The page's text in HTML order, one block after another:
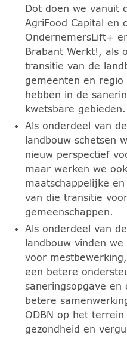
Dot doen we vanuit
AgriFood Capital en
OndernemersLift+
Brabant Werkt!, als
transitie van de
gemeenten en
hebben in de
kwetsbare gebieden.
Als onderdeel van
landbouw schetsen
nieuw perspectief
maar werken we
maatschappelijke
van die transitie
gemeenschappen.
Als onderdeel van
landbouw vinden
voor
een betere
saneringsopgave en
betere
ODBN op het
gezondheid en